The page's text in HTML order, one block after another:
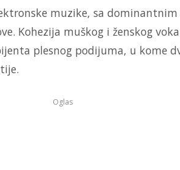
muzike, sa
Kohezija muškog i ženskog
plesnog podijuma, u kome
Oglas